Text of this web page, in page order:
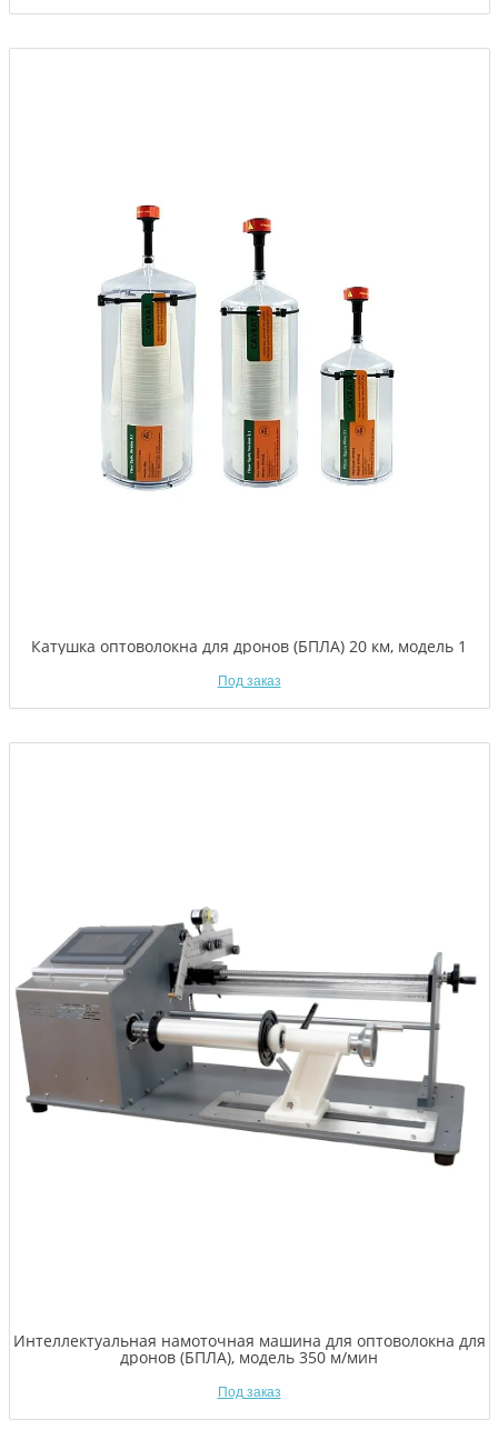
Катушка оптоволокна для дронов (БПЛА) 20 км, модель 1
Под заказ
Интеллектуальная намоточная машина для оптоволокна для
дронов (БПЛА), модель 350 м/мин
Под заказ